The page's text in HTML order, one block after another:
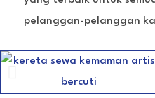
pelanggan-pelanggan